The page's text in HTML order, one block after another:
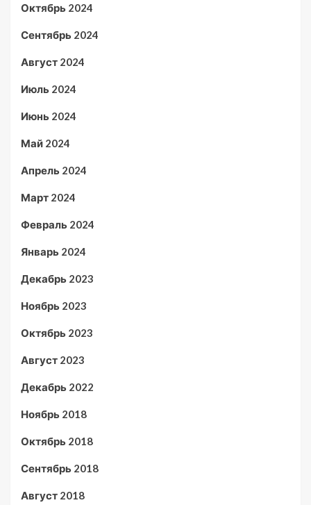
Октябрь 2024
Сентябрь 2024
Август 2024
Июль 2024
Июнь 2024
Май 2024
Апрель 2024
Март 2024
Февраль 2024
Январь 2024
Декабрь 2023
Ноябрь 2023
Октябрь 2023
Август 2023
Декабрь 2022
Ноябрь 2018
Октябрь 2018
Сентябрь 2018
Август 2018